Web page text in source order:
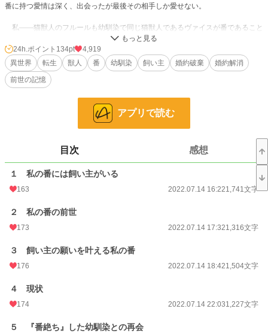
番に持つ愛情は深く、出会ったが最後その相手しか愛せない。
私――猫獣人のフルールも幼馴染で同じ猫獣人であるヴァイスが番であること
になんとなく気が付いていた。精神と体の成長と共に、少しずつお互いの番とし
ての自覚が芽生え、信頼関係と愛情を同時に育てていくことが出来る幼馴染の番
は理想的だと言われている。お互いがお互いだけを愛しながら、選択を間違える
ことなく人生の多くを共に過ごせるのだから。
において『番』が優先される獣人社会。その中で唯一その序列を崩す例外があ
獣の本性か、人間としての理性か。獣人は受けた恩を忘れない。特に命を助け
られたりすると、恩を返そうと相手に忠誠を尽くす。まるで、騎士が主に剣を捧
げるように。命を助けられた獣人は飼い主に忠誠を尽くすのだ。
稀に前世の記憶を持って産まれてくる獣人がいる。そして、アチラでは飼い主が
と番えない。
そして。
―――『私の番には飼い主がいる』
24h.ポイント 134pt
4,919
異世界
転生 獣人 番 幼馴染 飼い主 婚約破棄
婚約解消
前世の記憶
アプリで読む
目次 感想
１ 私の番には飼い主がいる
163 2022.07.14 16:221,741文字
２ 私の番の前世
173 2022.07.14 17:321,316文字
３ 飼い主の願いを叶える私の番
176 2022.07.14 18:421,504文字
４ 現状
174 2022.07.14 22:031,227文字
５ 『番絶ち』した幼馴染との再会